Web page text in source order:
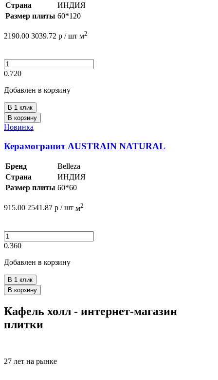
Страна
ИНДИЯ
Размер плиты 60*120
2190.00 3039.72 р / шт м2
0.720
Добавлен в корзину
В 1 клик
В корзину
Новинка
Керамогранит AUSTRAIN NATURAL
Бренд
Belleza
Страна
ИНДИЯ
Размер плиты 60*60
915.00 2541.87 р / шт м2
0.360
Добавлен в корзину
В 1 клик
В корзину
Кафель холл - интернет-магазин
плитки
27 лет на рынке